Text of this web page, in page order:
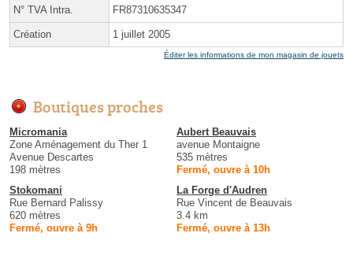
N° TVA Intra. FR87310635347
Création 1 juillet 2005
Éditer les informations de mon magasin de jouets
Boutiques proches
Micromania
Zone Aménagement du Ther 1
Avenue Descartes
198 mètres
Aubert Beauvais
avenue Montaigne
535 mètres
Fermé, ouvre à 10h
Stokomani
Rue Bernard Palissy
620 mètres
Fermé, ouvre à 9h
La Forge d'Audren
Rue Vincent de Beauvais
3.4 km
Fermé, ouvre à 13h